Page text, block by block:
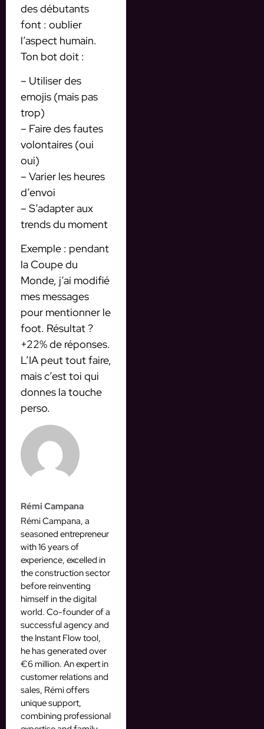
des débutants
font : oublier
l’aspect humain.
Ton bot doit :
– Utiliser des
emojis (mais pas
trop)
– Faire des fautes
volontaires (oui
oui)
– Varier les heures
d’envoi
– S’adapter aux
trends du moment
Exemple : pendant
la Coupe du
Monde, j’ai modifié
mes messages
pour mentionner le
foot. Résultat ?
+22% de réponses.
L’IA peut tout faire,
mais c’est toi qui
donnes la touche
perso.
Rémi Campana
Rémi Campana, a
seasoned entrepreneur
with 16 years of
experience, excelled in
the construction sector
before reinventing
himself in the digital
world. Co-founder of a
successful agency and
the Instant Flow tool,
he has generated over
€6 million. An expert in
customer relations and
sales, Rémi offers
unique support,
combining professional